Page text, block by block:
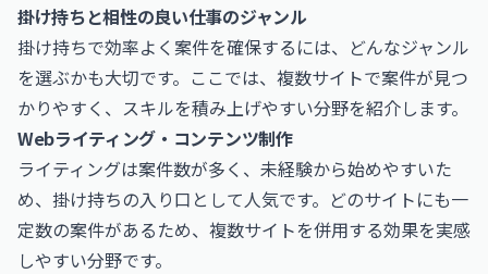
掛け持ちと相性の良い仕事のジャンル
掛け持ちで効率よく案件を確保するには、どんなジャンル
を選ぶかも大切です。ここでは、複数サイトで案件が見つ
かりやすく、スキルを積み上げやすい分野を紹介します。
Webライティング・コンテンツ制作
ライティングは案件数が多く、未経験から始めやすいた
め、掛け持ちの入り口として人気です。どのサイトにも一
定数の案件があるため、複数サイトを併用する効果を実感
しやすい分野です。